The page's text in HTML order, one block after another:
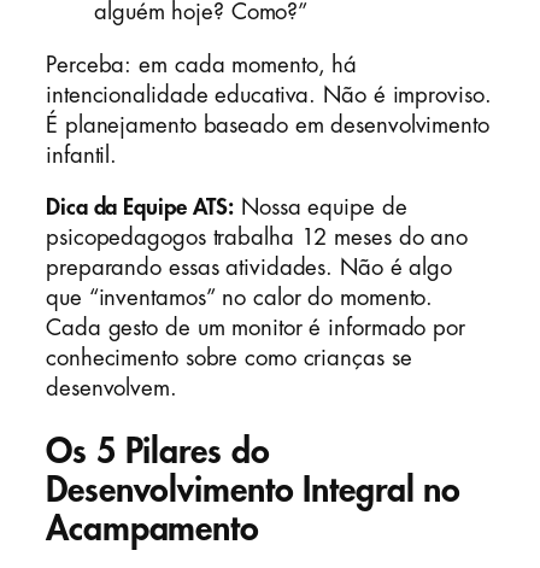
alguém hoje? Como?”
Perceba: em cada momento, há
intencionalidade educativa. Não é improviso.
É planejamento baseado em desenvolvimento
infantil.
Dica da Equipe ATS: Nossa equipe de
psicopedagogos trabalha 12 meses do ano
preparando essas atividades. Não é algo
que “inventamos” no calor do momento.
Cada gesto de um monitor é informado por
conhecimento sobre como crianças se
desenvolvem.
Os 5 Pilares do
Desenvolvimento Integral no
Acampamento